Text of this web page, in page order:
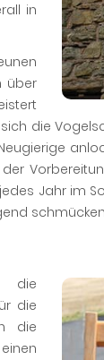
in
über
die
Jahr im
die
die
die